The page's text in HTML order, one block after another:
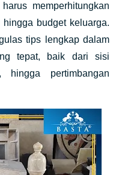
memperhitungkan
budget keluarga.
tips lengkap dalam
tepat, baik dari sisi
pertimbangan